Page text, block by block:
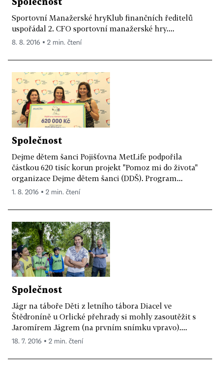
Společnost
Sportovní Manažerské hryKlub finančních ředitelů
uspořádal 2. CFO sportovní manažerské hry....
8. 8. 2016 ▪ 2 min. čtení
Společnost
Dejme dětem šanci Pojišťovna MetLife podpořila
částkou 620 tisíc korun projekt "Pomoz mi do života"
organizace Dejme dětem šanci (DDŠ). Program...
1. 8. 2016 ▪ 2 min. čtení
Společnost
Jágr na táboře Děti z letního tábora Diacel ve
Štědroníně u Orlické přehrady si mohly zasoutěžit s
Jaromírem Jágrem (na prvním snímku vpravo)....
18. 7. 2016 ▪ 2 min. čtení